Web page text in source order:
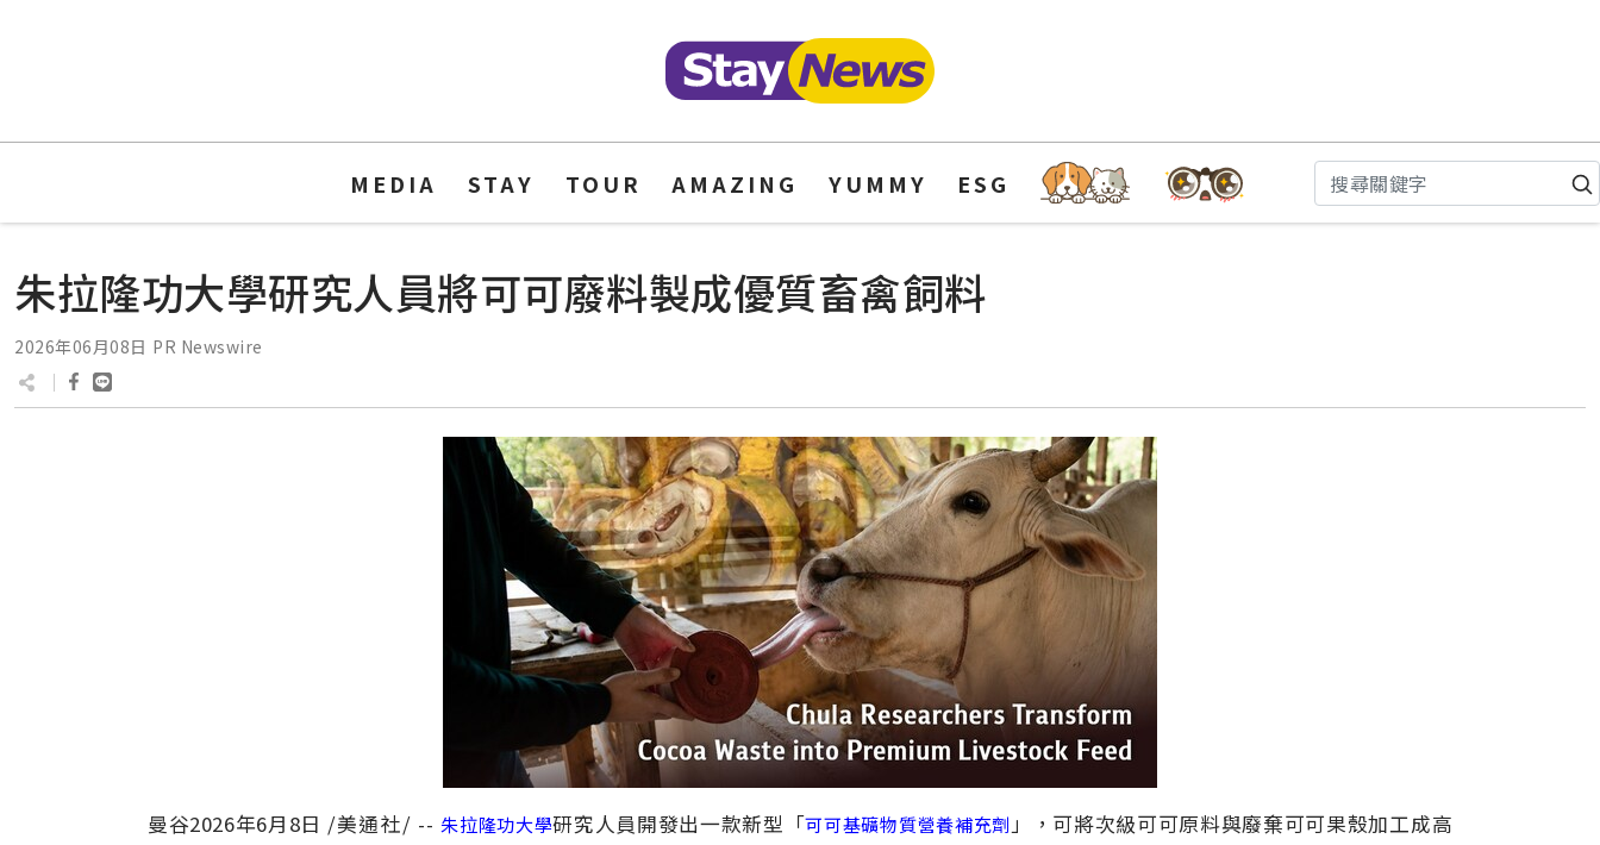
MEDIA STAY TOUR AMAZING YUMMY ESG
朱拉隆功大學研究人員將可可廢料製成優質畜禽飼料
2026年06月08日 PR Newswire
曼谷2026年6月8日 /美通社/ --朱拉隆功大學研究人員開發出一款新型「可可基礦物質營養補充劑」，可將次級可可原料與廢棄可可果殼加工成高